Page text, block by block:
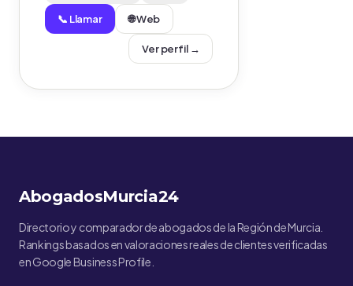
📞 Llamar 🌐 Web
Ver perfil →
AbogadosMurcia24
Directorio y comparador de abogados de la Región de Murcia.
Rankings basados en valoraciones reales de clientes verificadas
en Google Business Profile.